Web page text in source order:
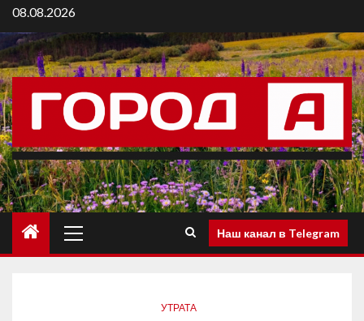
08.08.2026
Наш канал в Telegram
УТРАТА